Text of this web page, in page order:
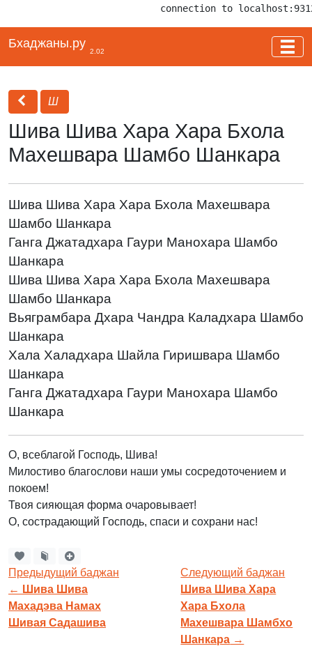
connection to
Бхаджаны.ру
2.02
Ш
Шива Шива Хара Хара Бхола
Махешвара Шамбо Шанкара
Шива Шива Хара Хара Бхола Махешвара
Шамбо Шанкара
Ганга Джатадхара Гаури Манохара Шамбо
Шанкара
Шива Шива Хара Хара Бхола Махешвара
Шамбо Шанкара
Вьяграмбара Дхара Чандра Каладхара Шамбо
Шанкара
Хала Халадхара Шайла Гиришвара Шамбо
Шанкара
Ганга Джатадхара Гаури Манохара Шамбо
Шанкара
О, всеблагой Господь, Шива!
Милостиво благослови наши умы сосредоточением и
покоем!
Твоя сияющая форма очаровывает!
О, сострадающий Господь, спаси и сохрани нас!
Предыдущий баджан
← Шива Шива
Махадэва Намах
Шивая Садашива
Следующий баджан
Шива Шива Хара
Хара Бхола
Махешвара Шамбхо
Шанкара →